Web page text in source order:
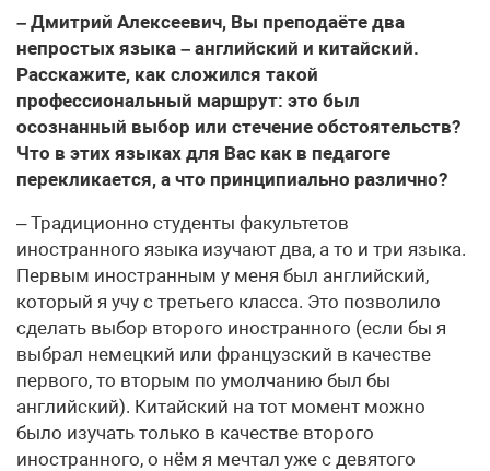
– Дмитрий Алексеевич, Вы преподаёте два
непростых языка – английский и китайский.
Расскажите, как сложился такой
профессиональный маршрут: это был
осознанный выбор или стечение обстоятельств?
Что в этих языках для Вас как в педагоге
перекликается, а что принципиально различно?
– Традиционно студенты факультетов
иностранного языка изучают два, а то и три языка.
Первым иностранным у меня был английский,
который я учу с третьего класса. Это позволило
сделать выбор второго иностранного (если бы я
выбрал немецкий или французский в качестве
первого, то вторым по умолчанию был бы
английский). Китайский на тот момент можно
было изучать только в качестве второго
иностранного, о нём я мечтал уже с девятого